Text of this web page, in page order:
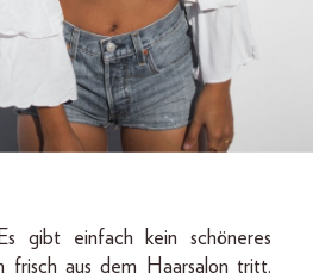
gibt einfach kein schöneres
frisch aus dem Haarsalon tritt.